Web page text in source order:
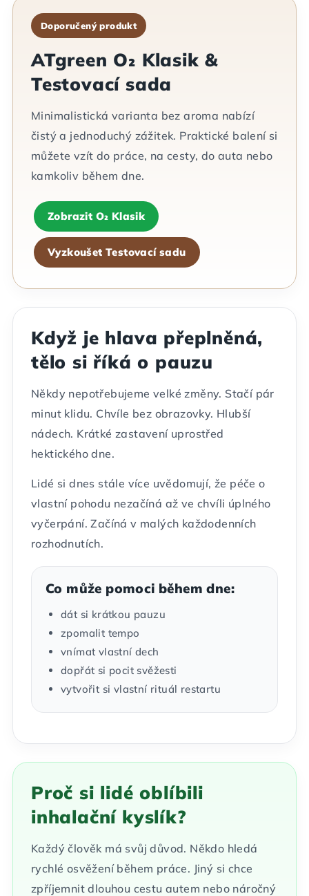
Doporučený produkt
ATgreen O₂ Klasik &
Testovací sada
Minimalistická varianta bez aroma nabízí
čistý a jednoduchý zážitek. Praktické balení si
můžete vzít do práce, na cesty, do auta nebo
kamkoliv během dne.
Zobrazit O₂ Klasik
Vyzkoušet Testovací sadu
Když je hlava přeplněná,
tělo si říká o pauzu
Někdy nepotřebujeme velké změny. Stačí pár
minut klidu. Chvíle bez obrazovky. Hlubší
nádech. Krátké zastavení uprostřed
hektického dne.
Lidé si dnes stále více uvědomují, že péče o
vlastní pohodu nezačíná až ve chvíli úplného
vyčerpání. Začíná v malých každodenních
rozhodnutích.
Co může pomoci během dne:
dát si krátkou pauzu
zpomalit tempo
vnímat vlastní dech
dopřát si pocit svěžesti
vytvořit si vlastní rituál restartu
Proč si lidé oblíbili
inhalační kyslík?
Každý člověk má svůj důvod. Někdo hledá
rychlé osvěžení během práce. Jiný si chce
zpříjemnit dlouhou cestu autem nebo náročný